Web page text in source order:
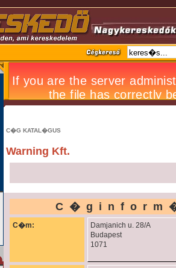
C�G KATAL�GUS
Warning Kft.
C�m:
Damjanich u. 28/A
Budapest
1071